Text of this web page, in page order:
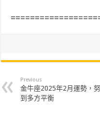
Previous
金牛座2025年2月運勢，
到多方平衡